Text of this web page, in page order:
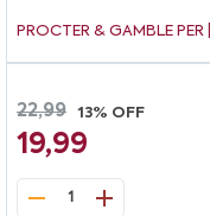
PROCTER & GAMBLE PER
22,99 13% OFF
19,99
1